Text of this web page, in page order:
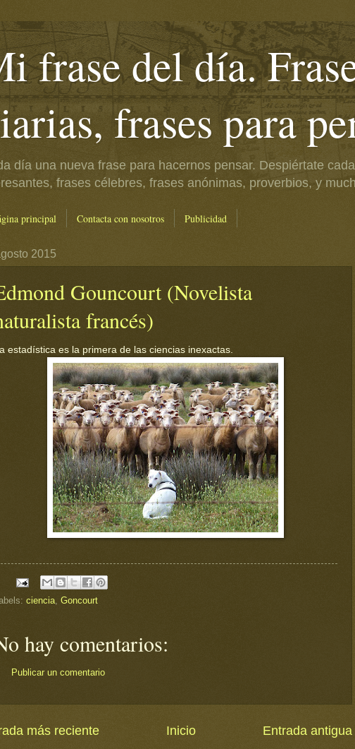
frase del día.
frases para
día una nueva frase para hacernos pensar. Despiértate
frases célebres, frases anónimas, proverbios, y
principal Contacta con nosotros Publicidad
2015
Gouncourt (Novelista
francés)
estadística es la primera de las ciencias inexactas.
ciencia, Goncourt
hay comentarios:
Publicar un comentario
más reciente Entrada antigua
Inicio